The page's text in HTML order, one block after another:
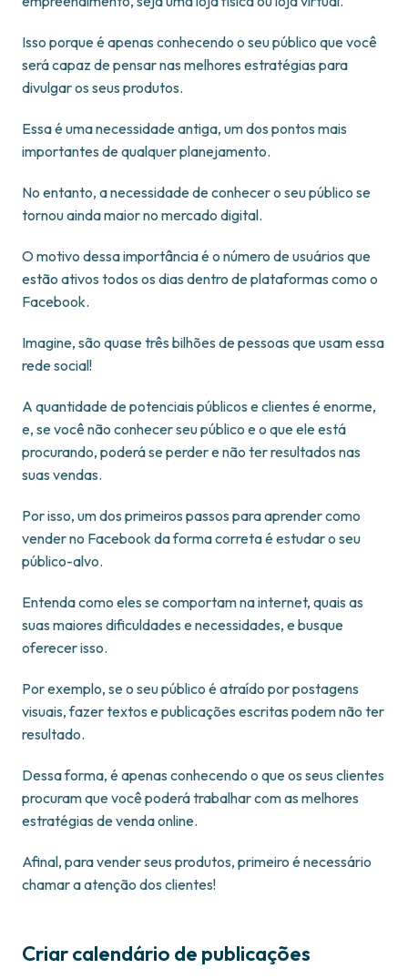
Isso porque é apenas conhecendo o seu público que você
será capaz de pensar nas melhores estratégias para
divulgar os seus produtos.
Essa é uma necessidade antiga, um dos pontos mais
importantes de qualquer planejamento.
No entanto, a necessidade de conhecer o seu público se
tornou ainda maior no mercado digital.
O motivo dessa importância é o número de usuários que
estão ativos todos os dias dentro de plataformas como o
Facebook.
Imagine, são quase três bilhões de pessoas que usam essa
rede social!
A quantidade de potenciais públicos e clientes é enorme,
e, se você não conhecer seu público e o que ele está
procurando, poderá se perder e não ter resultados nas
suas vendas.
Por isso, um dos primeiros passos para aprender como
vender no Facebook da forma correta é estudar o seu
público-alvo.
Entenda como eles se comportam na internet, quais as
suas maiores dificuldades e necessidades, e busque
oferecer isso.
Por exemplo, se o seu público é atraído por postagens
visuais, fazer textos e publicações escritas podem não ter
resultado.
Dessa forma, é apenas conhecendo o que os seus clientes
procuram que você poderá trabalhar com as melhores
estratégias de venda online.
Afinal, para vender seus produtos, primeiro é necessário
chamar a atenção dos clientes!
Criar calendário de publicações